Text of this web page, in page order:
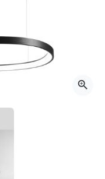
zoom_in